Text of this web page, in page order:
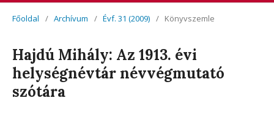
Főoldal / Archívum / Évf. 31 (2009) / Könyvszemle
Hajdú Mihály: Az 1913. évi
helységnévtár névvégmutató
szótára